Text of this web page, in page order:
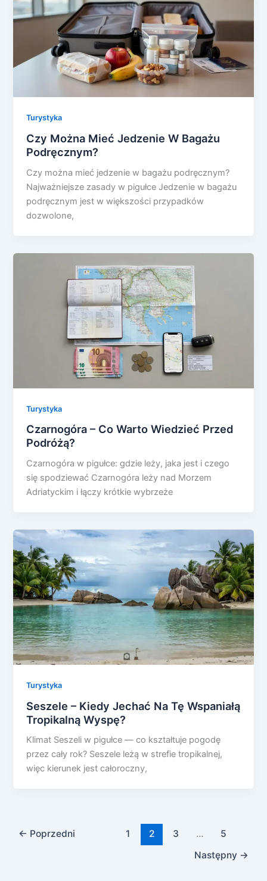
Turystyka
Czy Można Mieć Jedzenie W Bagażu
Podręcznym?
Czy można mieć jedzenie w bagażu podręcznym?
Najważniejsze zasady w pigułce Jedzenie w bagażu
podręcznym jest w większości przypadków
dozwolone,
Turystyka
Czarnogóra – Co Warto Wiedzieć Przed
Podróżą?
Czarnogóra w pigułce: gdzie leży, jaka jest i czego
się spodziewać Czarnogóra leży nad Morzem
Adriatyckim i łączy krótkie wybrzeże
Turystyka
Seszele – Kiedy Jechać Na Tę Wspaniałą
Tropikalną Wyspę?
Klimat Seszeli w pigułce — co kształtuje pogodę
przez cały rok? Seszele leżą w strefie tropikalnej,
więc kierunek jest całoroczny,
← Poprzedni 1 2 3 …
5
Następny →